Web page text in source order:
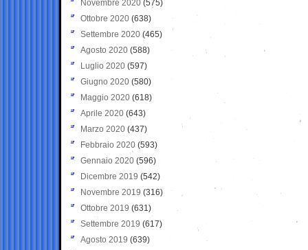
Novembre 2020 (575)
Ottobre 2020 (638)
Settembre 2020(465)
Agosto 2020 (588)
Luglio 2020 (597)
Giugno 2020 (580)
Maggio 2020 (618)
Aprile 2020 (643)
Marzo 2020 (437)
Febbraio 2020 (593)
Gennaio 2020 (596)
Dicembre 2019 (542)
Novembre 2019 (316)
Ottobre 2019 (631)
Settembre 2019 (617)
Agosto 2019 (639)